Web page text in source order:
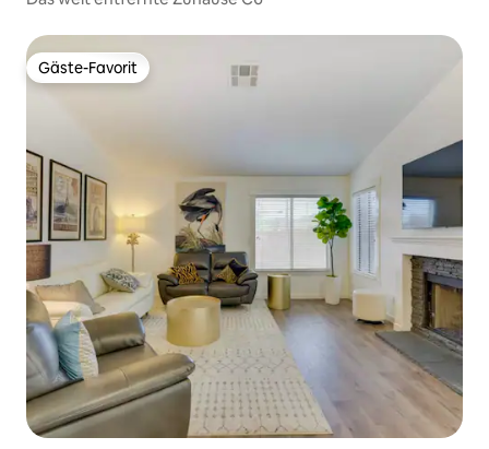
Gäste-Favorit
Gäste-Favorit